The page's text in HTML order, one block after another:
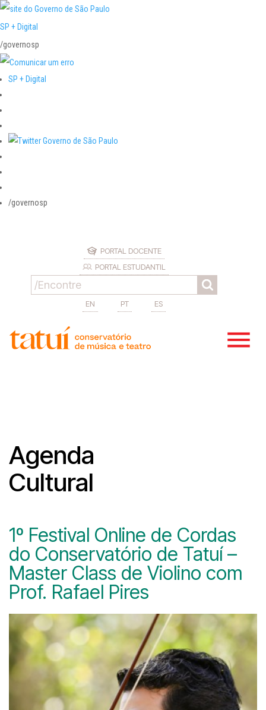
SP + Digital
/governosp
SP + Digital
/governosp
PORTAL DOCENTE
PORTAL ESTUDANTIL
EN PT ES
Agenda
Cultural
1º Festival Online de Cordas
do Conservatório de Tatuí –
Master Class de Violino com
Prof. Rafael Pires